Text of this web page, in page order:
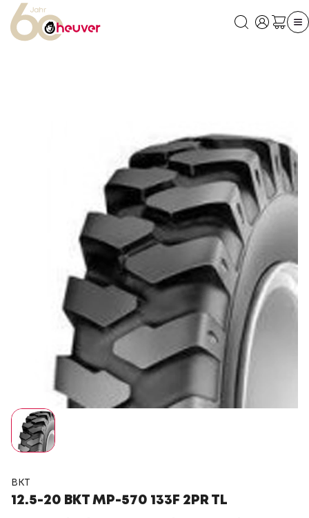
BKT
12.5-20 BKT MP-570 133F 2PR TL